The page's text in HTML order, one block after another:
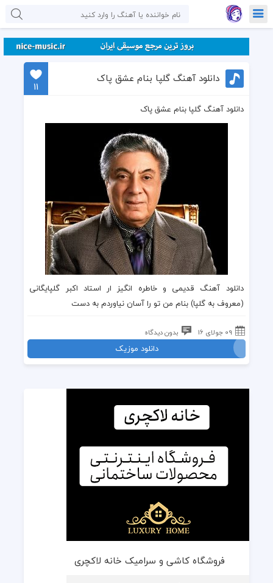
دانلود آهنگ گلپا بنام عشق پاک
11
دانلود آهنگ گلپا بنام عشق پاک
دانلود آهنگ قدیمی و خاطره انگیز ار استاد اکبر گلپایگانی
(معروف بهگلپا) بنام من تو را آسان نیاوردم به دست
09 جولای 16 بدون دیدگاه
دانلود موزیک
فروشگاه کاشی و سرامیک خانه لاکچری